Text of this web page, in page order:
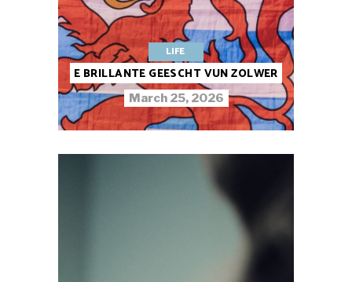
LIFE
E BRILLANTE GEESCHT VUN ZOLWER
March 25, 2026